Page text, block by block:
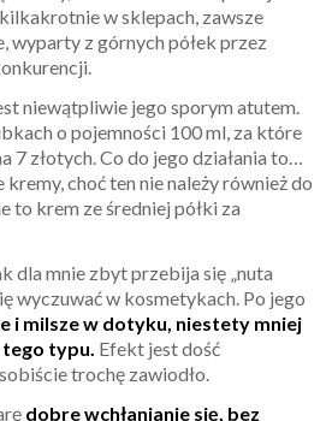
w sklepach, zawsze
wyparty z górnych półek przez
niewątpliwie jego sporym atutem.
o pojemności 100 ml, za które
7 złotych. Co do jego działania to…
kremy, choć ten nie należy również do
to krem ze średniej półki za
dla mnie zbyt przebija się „nuta
wyczuwać w kosmetykach. Po jego
i milsze w dotyku, niestety mniej
tego typu. Efekt jest dość
trochę zawiodło.
dobre wchłanianie się, bez